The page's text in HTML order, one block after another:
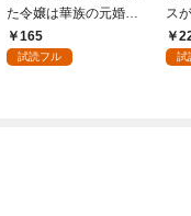
た令嬢は華族の元婚約
者に溺愛される～: 1
165
試読フル
ス
溺
試